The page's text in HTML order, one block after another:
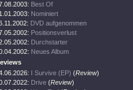
Best Of
Nominiert
DVD aufgenommen
Positionsverlust
Durchstarter
Neues Album
I Survive (EP) (Review)
Drive (Review)